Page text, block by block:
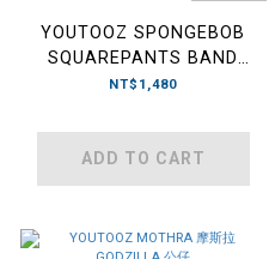
YOUTOOZ SPONGEBOB
SQUAREPANTS BAND
GEEKS 樂團 海綿寶寶 派大
NT$1,480
ADD TO CART